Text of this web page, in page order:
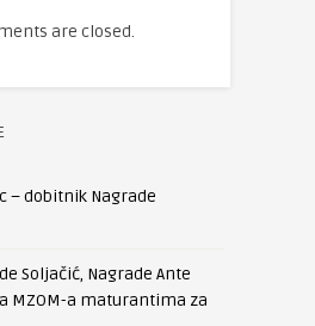
are closed.
– dobitnik Nagrade
Soljačić, Nagrade Ante
MZOM-a maturantima za